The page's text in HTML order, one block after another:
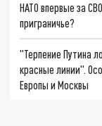
НАТО впервые за
приграничье?
"Терпение Путина
красные линии".
Европы и Москвы